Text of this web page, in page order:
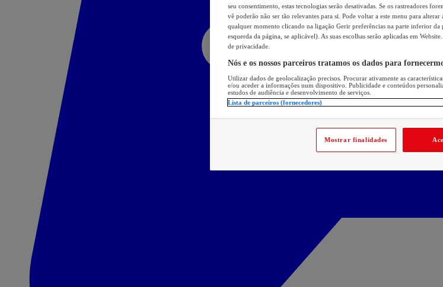
seu consentimento, estas tecnologias serão desativadas. Se os rastreadores
vê poderão não ser tão relevantes para si. Pode voltar a este menu para alterar
qualquer momento clicando na ligação Gerir preferências na parte inferior
esquerda da página, se aplicável). As suas escolhas serão aplicadas em
de privacidade.
Nós e os nossos parceiros tratamos os dados para
Utilizar dados de geolocalização precisos. Procurar ativamente as
e/ou aceder a informações num dispositivo. Publicidade e conteúdos
estudos de audiência e desenvolvimento de serviços.
Lista de parceiros (fornecedores)
Mostrar finalidades